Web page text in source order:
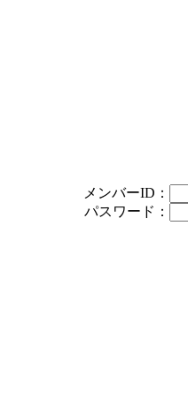
メンバーID：
パスワード：